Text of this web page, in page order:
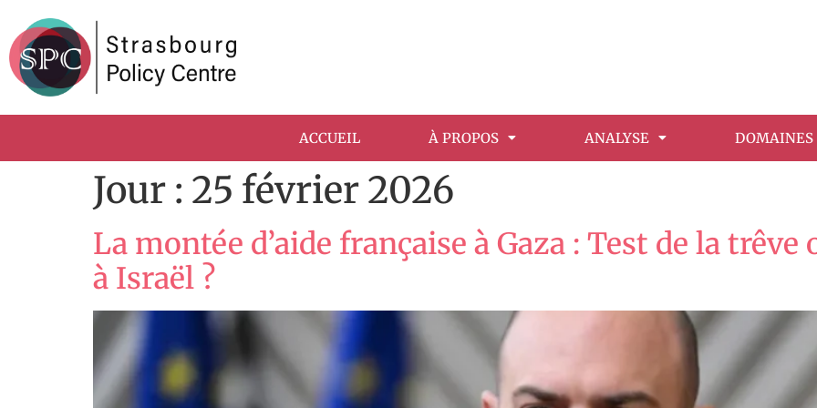
ACCUEIL À PROPOS ANALYSE DOMAINES
Jour : 25 février 2026
La montée d’aide française à Gaza : Test de la
à Israël ?